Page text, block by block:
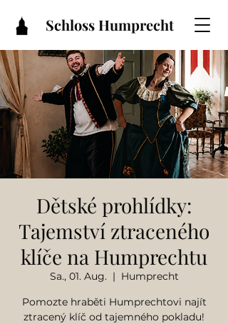
Schloss Humprecht
Dětské prohlídky:
Tajemství ztraceného
klíče na Humprechtu
Sa., 01. Aug.
  |
Humprecht
Pomozte hraběti Humprechtovi najít
ztracený klíč od tajemného pokladu!